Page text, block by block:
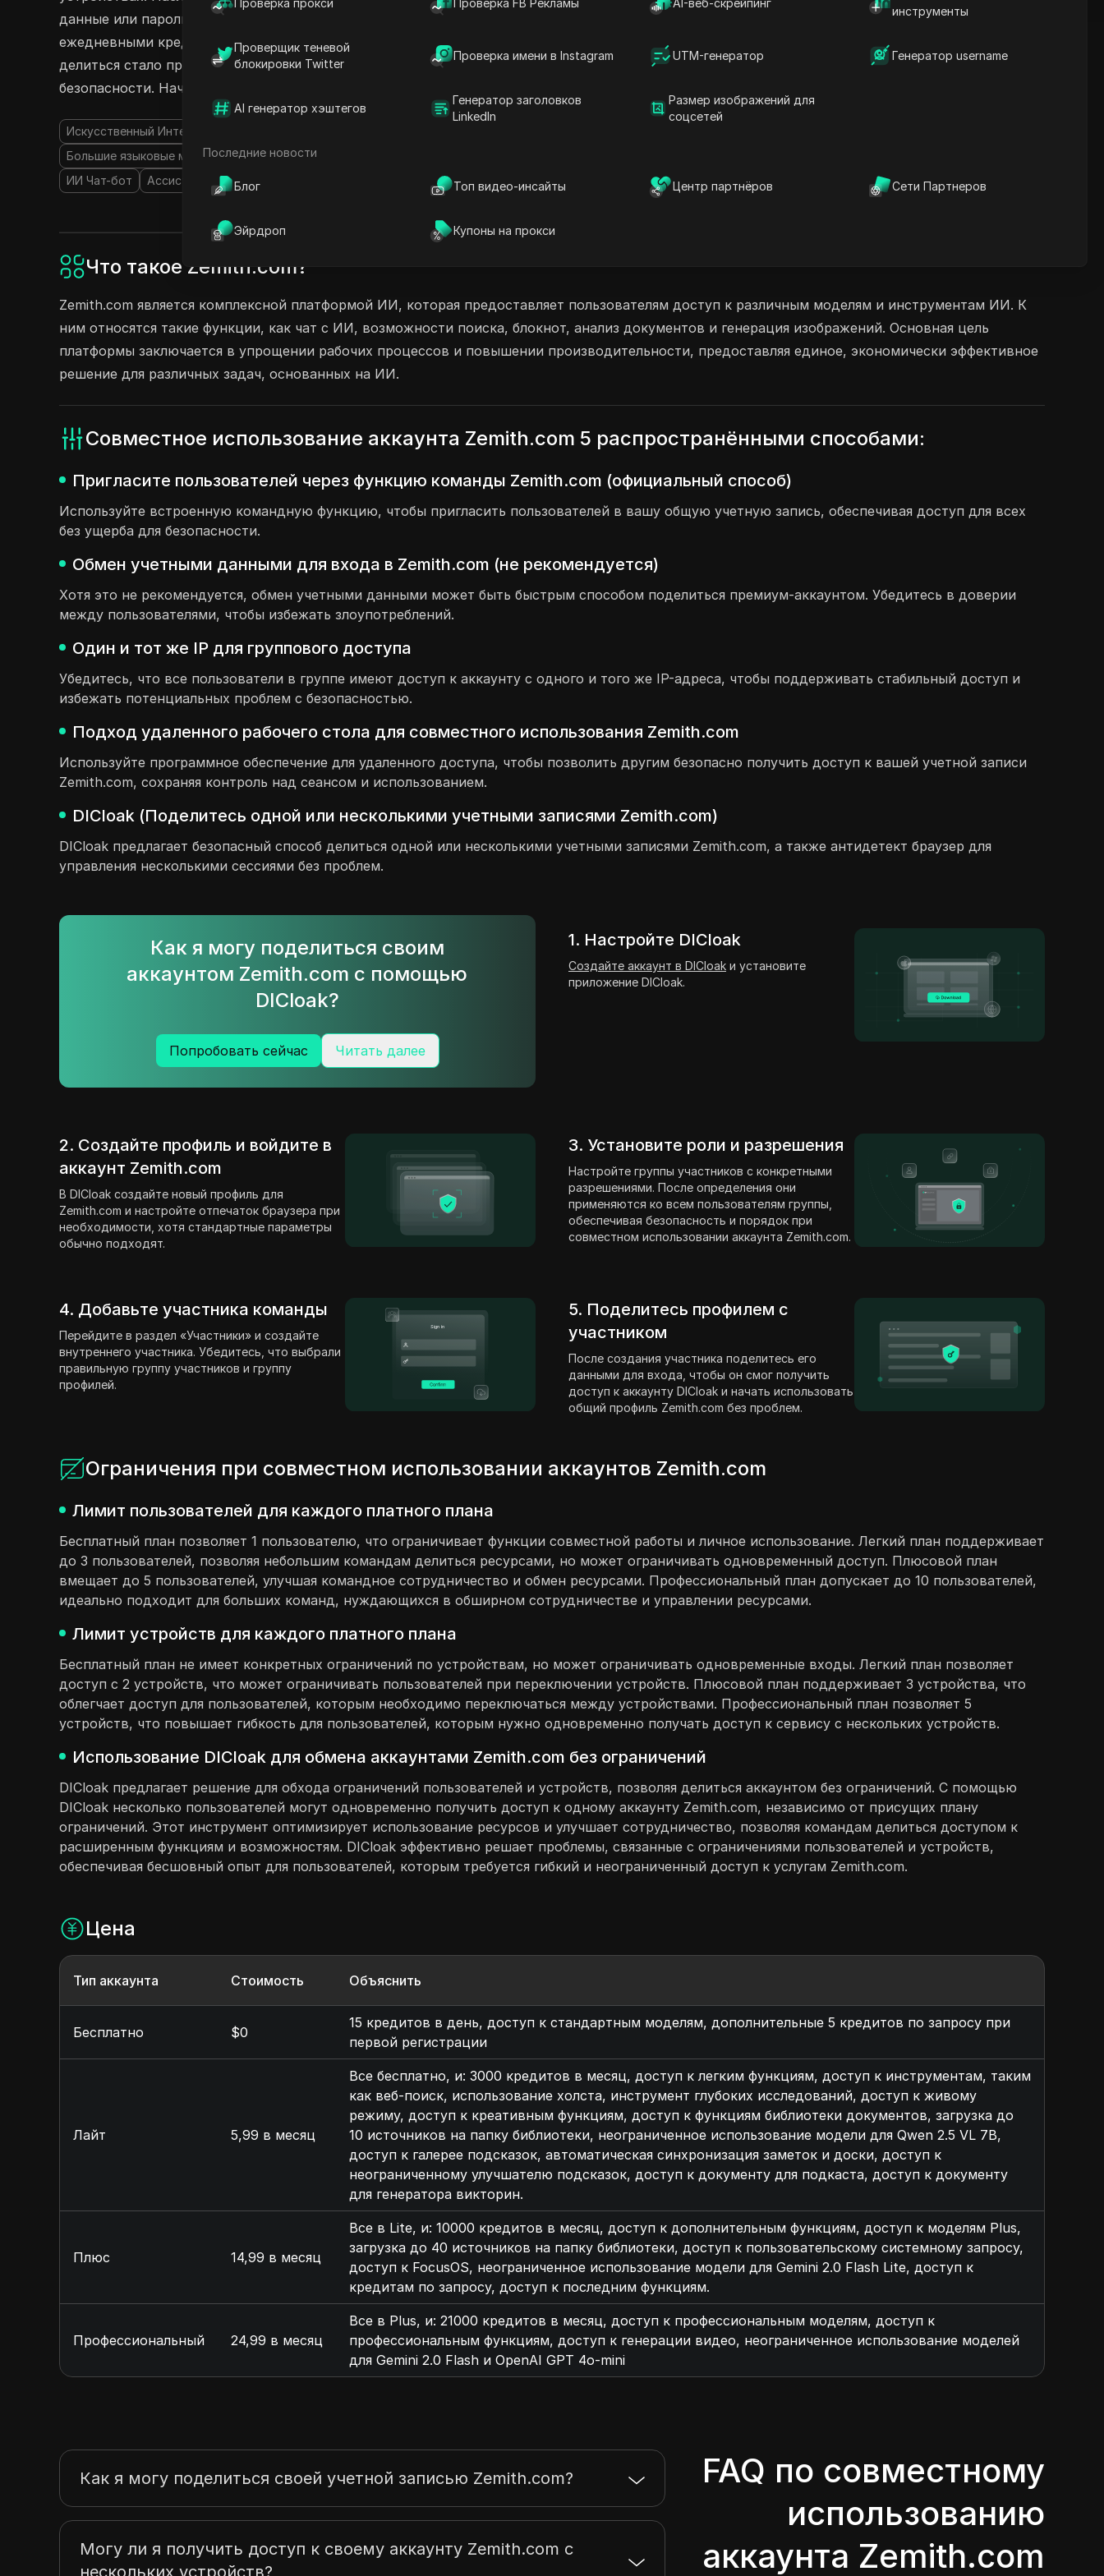
Проверка прокси Проверка FB Рекламы AI-веб-скрейпинг
инструменты
Проверщик теневой
блокировки Twitter
Проверка имени в Instagram UTM-генератор Генератор username
AI генератор хэштегов
Генератор заголовков
LinkedIn
Размер изображений для
соцсетей
Последние новости
Блог Топ видео-инсайты Центр партнёров Сети Партнеров
Эйрдроп Купоны на прокси
данные или пароли. Независимо от того, выберете ли вы бесплатный план с 15
ежедневными кредитами или профессиональный план с 21 000 ежемесячными кредитами,
делиться стало проще простого. Сотрудничайте без усилий, сохраняя вашу информацию в
безопасности. Начните делиться своими аккаунтами Zemith.com уже сегодня!
Искусственный Интеллект Помощник
Большие языковые модели (LLMs)
Искусственные Интеллекты
ИИ Чат-бот
Ассистенты по написанию с использованием ИИ AI Код Ассистент
Что такое Zemith.com?
Zemith.com является комплексной платформой ИИ, которая предоставляет пользователям доступ к различным моделям и инструментам ИИ. К
ним относятся такие функции, как чат с ИИ, возможности поиска, блокнот, анализ документов и генерация изображений. Основная цель
платформы заключается в упрощении рабочих процессов и повышении производительности, предоставляя единое, экономически эффективное
решение для различных задач, основанных на ИИ.
Совместное использование аккаунта Zemith.com 5 распространёнными способами:
Пригласите пользователей через функцию команды Zemith.com (официальный способ)
Используйте встроенную командную функцию, чтобы пригласить пользователей в вашу общую учетную запись, обеспечивая доступ для всех
без ущерба для безопасности.
Обмен учетными данными для входа в Zemith.com (не рекомендуется)
Хотя это не рекомендуется, обмен учетными данными может быть быстрым способом поделиться премиум-аккаунтом. Убедитесь в доверии
между пользователями, чтобы избежать злоупотреблений.
Один и тот же IP для группового доступа
Убедитесь, что все пользователи в группе имеют доступ к аккаунту с одного и того же IP-адреса, чтобы поддерживать стабильный доступ и
избежать потенциальных проблем с безопасностью.
Подход удаленного рабочего стола для совместного использования Zemith.com
Используйте программное обеспечение для удаленного доступа, чтобы позволить другим безопасно получить доступ к вашей учетной записи
Zemith.com, сохраняя контроль над сеансом и использованием.
DICloak (Поделитесь одной или несколькими учетными записями Zemith.com)
DICloak предлагает безопасный способ делиться одной или несколькими учетными записями Zemith.com, а также антидетект браузер для
управления несколькими сессиями без проблем.
Как я могу поделиться своим
аккаунтом Zemith.com с помощью
DICloak?
Попробовать сейчас Читать далее
1. Настройте DICloak
Создайте аккаунт в DICloak и установите
приложение DICloak.
2. Создайте профиль и войдите в
аккаунт Zemith.com
В DICloak создайте новый профиль для
Zemith.com и настройте отпечаток браузера при
необходимости, хотя стандартные параметры
обычно подходят.
3. Установите роли и разрешения
Настройте группы участников с конкретными
разрешениями. После определения они
применяются ко всем пользователям группы,
обеспечивая безопасность и порядок при
совместном использовании аккаунта Zemith.com.
4. Добавьте участника команды
Перейдите в раздел «Участники» и создайте
внутреннего участника. Убедитесь, что выбрали
правильную группу участников и группу
профилей.
5. Поделитесь профилем с
участником
После создания участника поделитесь его
данными для входа, чтобы он смог получить
доступ к аккаунту DICloak и начать использовать
общий профиль Zemith.com без проблем.
Ограничения при совместном использовании аккаунтов Zemith.com
Лимит пользователей для каждого платного плана
Бесплатный план позволяет 1 пользователю, что ограничивает функции совместной работы и личное использование. Легкий план поддерживает
до 3 пользователей, позволяя небольшим командам делиться ресурсами, но может ограничивать одновременный доступ. Плюсовой план
вмещает до 5 пользователей, улучшая командное сотрудничество и обмен ресурсами. Профессиональный план допускает до 10 пользователей,
идеально подходит для больших команд, нуждающихся в обширном сотрудничестве и управлении ресурсами.
Лимит устройств для каждого платного плана
Бесплатный план не имеет конкретных ограничений по устройствам, но может ограничивать одновременные входы. Легкий план позволяет
доступ с 2 устройств, что может ограничивать пользователей при переключении устройств. Плюсовой план поддерживает 3 устройства, что
облегчает доступ для пользователей, которым необходимо переключаться между устройствами. Профессиональный план позволяет 5
устройств, что повышает гибкость для пользователей, которым нужно одновременно получать доступ к сервису с нескольких устройств.
Использование DICloak для обмена аккаунтами Zemith.com без ограничений
DICloak предлагает решение для обхода ограничений пользователей и устройств, позволяя делиться аккаунтом без ограничений. С помощью
DICloak несколько пользователей могут одновременно получить доступ к одному аккаунту Zemith.com, независимо от присущих плану
ограничений. Этот инструмент оптимизирует использование ресурсов и улучшает сотрудничество, позволяя командам делиться доступом к
расширенным функциям и возможностям. DICloak эффективно решает проблемы, связанные с ограничениями пользователей и устройств,
обеспечивая бесшовный опыт для пользователей, которым требуется гибкий и неограниченный доступ к услугам Zemith.com.
Цена
Тип аккаунта Стоимость Объяснить
Бесплатно $0
15 кредитов в день, доступ к стандартным моделям, дополнительные 5 кредитов по запросу при
первой регистрации
Лайт 5,99 в месяц
Все бесплатно, и: 3000 кредитов в месяц, доступ к легким функциям, доступ к инструментам, таким
как веб-поиск, использование холста, инструмент глубоких исследований, доступ к живому
режиму, доступ к креативным функциям, доступ к функциям библиотеки документов, загрузка до
10 источников на папку библиотеки, неограниченное использование модели для Qwen 2.5 VL 7B,
доступ к галерее подсказок, автоматическая синхронизация заметок и доски, доступ к
неограниченному улучшателю подсказок, доступ к документу для подкаста, доступ к документу
для генератора викторин.
Плюс 14,99 в месяц
Все в Lite, и: 10000 кредитов в месяц, доступ к дополнительным функциям, доступ к моделям Plus,
загрузка до 40 источников на папку библиотеки, доступ к пользовательскому системному запросу,
доступ к FocusOS, неограниченное использование модели для Gemini 2.0 Flash Lite, доступ к
кредитам по запросу, доступ к последним функциям.
Профессиональный 24,99 в месяц
Все в Plus, и: 21000 кредитов в месяц, доступ к профессиональным моделям, доступ к
профессиональным функциям, доступ к генерации видео, неограниченное использование моделей
для Gemini 2.0 Flash и OpenAI GPT 4o-mini
FAQ по совместному
использованию
аккаунта Zemith.com
Как я могу поделиться своей учетной записью Zemith.com?
Могу ли я получить доступ к своему аккаунту Zemith.com с
нескольких устройств?